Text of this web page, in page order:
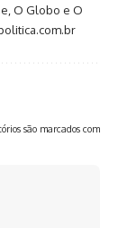
O Globo e O
são marcados com